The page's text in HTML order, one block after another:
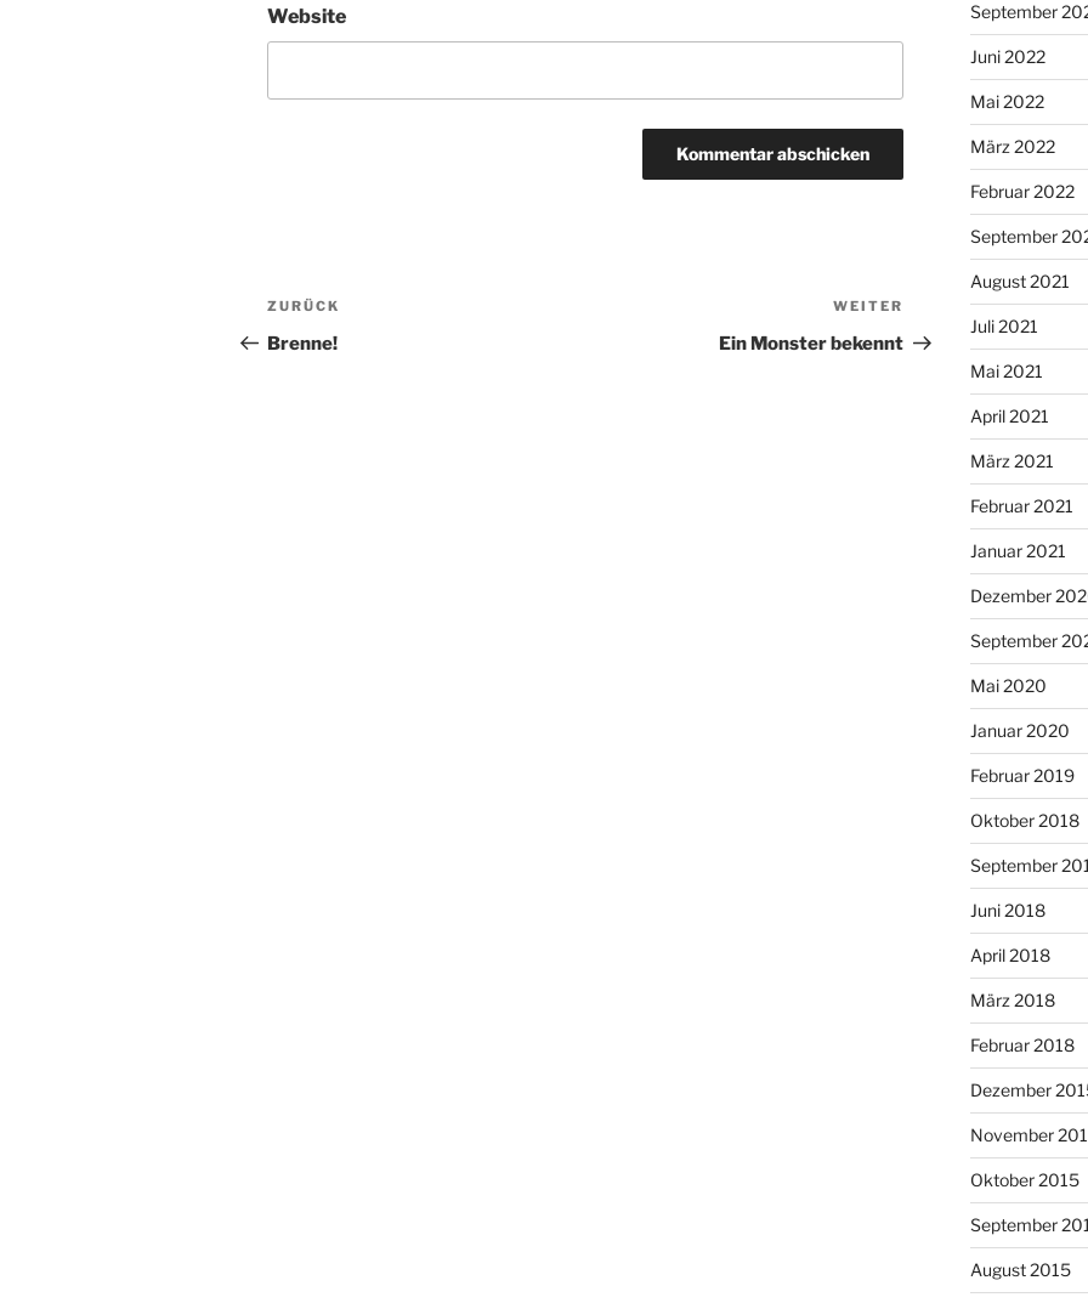
Website
Beitragsnavigation
Vorheriger
Beitrag
ZURÜCK
Brenne!
Nächster
Beitrag
WEITER
Ein Monster bekennt
September
Juni 2022
Mai 2022
März 2022
Februar 2022
September
August 2021
Juli 2021
Mai 2021
April 2021
März 2021
Februar 2021
Januar 2021
Dezember
September
Mai 2020
Januar 2020
Februar 2019
Oktober 2018
September
Juni 2018
April 2018
März 2018
Februar 2018
Dezember
November
Oktober 2015
September
August 2015